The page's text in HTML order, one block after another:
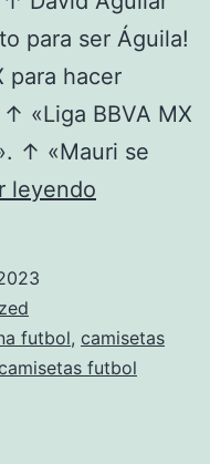
para ser Águila!
para hacer
«Liga BBVA MX
↑ «Mauri se
leyendo
y
verdes
futbol, camisetas
futbol